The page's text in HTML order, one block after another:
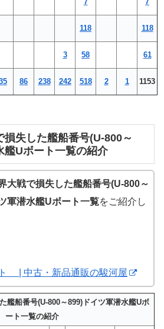
118 118
3 58 61
86 238 242 518 2 1 1153
損失した艦船番号(U-800～
艦Uボート一覧の紹介
大戦で損失した艦船番号(U-800～
軍潜水艦Uボート一覧をご紹介し
| 中古・新品通販の駿河屋
艦船番号(U-800～899)ドイツ軍潜水艦Uボ
ート一覧の紹介